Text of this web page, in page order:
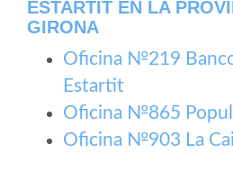
ESTARTIT EN LA
GIRONA
Oficina №219
Estartit
Oficina №865
Oficina №903 La